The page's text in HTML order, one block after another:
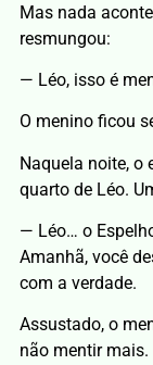
Mas nada
resmungou:
— Léo, isso é
O menino ficou
Naquela noite, o
quarto de Léo.
— Léo… o
Amanhã, você
com a verdade.
Assustado, o
não mentir